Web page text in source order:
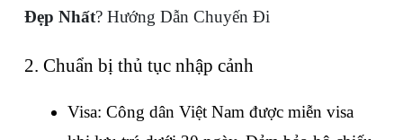
Đẹp Nhất? Hướng Dẫn Chuyến Đi
2. Chuẩn bị thủ tục nhập cảnh
Visa: Công dân Việt Nam được miễn visa